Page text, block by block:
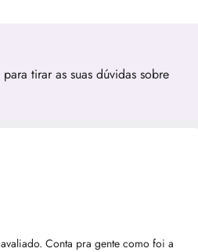
tirar as suas dúvidas sobre
Conta pra gente como foi a